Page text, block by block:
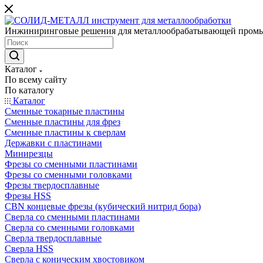
Инжиниринговые решения для металлообрабатывающей
Каталог
По всему сайту
По каталогу
Каталог
Сменные токарные пластины
Сменные пластины для фрез
Сменные пластины к сверлам
Державки с пластинами
Минирезцы
Фрезы со сменными пластинами
Фрезы со сменными головками
Фрезы твердосплавные
Фрезы HSS
CBN концевые фрезы (кубический нитрид бора)
Сверла со сменными пластинами
Сверла со сменными головками
Сверла твердосплавные
Сверла HSS
Сверла с коническим хвостовиком